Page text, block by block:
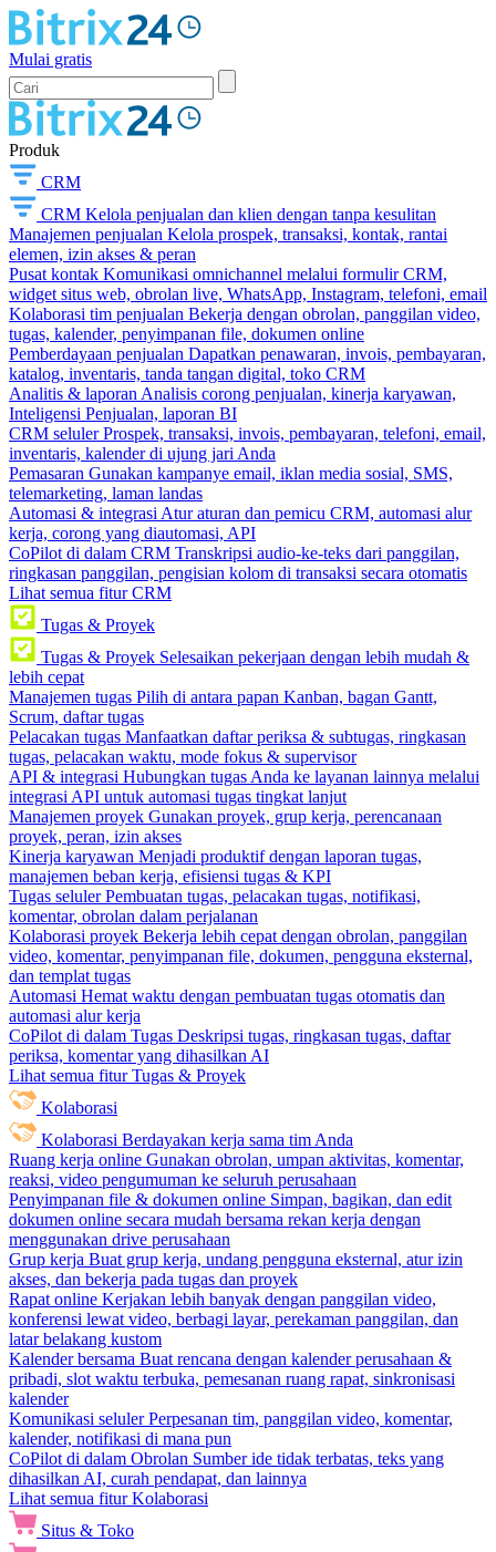
Mulai gratis
Produk
CRM
CRM Kelola penjualan dan klien dengan tanpa kesulitan
Manajemen penjualan Kelola prospek, transaksi, kontak, rantai
elemen, izin akses & peran
Pusat kontak Komunikasi omnichannel melalui formulir CRM,
widget situs web, obrolan live, WhatsApp, Instagram, telefoni, email
Kolaborasi tim penjualan Bekerja dengan obrolan, panggilan video,
tugas, kalender, penyimpanan file, dokumen online
Pemberdayaan penjualan Dapatkan penawaran, invois, pembayaran,
katalog, inventaris, tanda tangan digital, toko CRM
Analitis & laporan Analisis corong penjualan, kinerja karyawan,
Inteligensi Penjualan, laporan BI
CRM seluler Prospek, transaksi, invois, pembayaran, telefoni, email,
inventaris, kalender di ujung jari Anda
Pemasaran Gunakan kampanye email, iklan media sosial, SMS,
telemarketing, laman landas
Automasi & integrasi Atur aturan dan pemicu CRM, automasi alur
kerja, corong yang diautomasi, API
CoPilot di dalam CRM Transkripsi audio-ke-teks dari panggilan,
ringkasan panggilan, pengisian kolom di transaksi secara otomatis
Lihat semua fitur CRM
Tugas & Proyek
Tugas & Proyek Selesaikan pekerjaan dengan lebih mudah &
lebih cepat
Manajemen tugas Pilih di antara papan Kanban, bagan Gantt,
Scrum, daftar tugas
Pelacakan tugas Manfaatkan daftar periksa & subtugas, ringkasan
tugas, pelacakan waktu, mode fokus & supervisor
API & integrasi Hubungkan tugas Anda ke layanan lainnya melalui
integrasi API untuk automasi tugas tingkat lanjut
Manajemen proyek Gunakan proyek, grup kerja, perencanaan
proyek, peran, izin akses
Kinerja karyawan Menjadi produktif dengan laporan tugas,
manajemen beban kerja, efisiensi tugas & KPI
Tugas seluler Pembuatan tugas, pelacakan tugas, notifikasi,
komentar, obrolan dalam perjalanan
Kolaborasi proyek Bekerja lebih cepat dengan obrolan, panggilan
video, komentar, penyimpanan file, dokumen, pengguna eksternal,
dan templat tugas
Automasi Hemat waktu dengan pembuatan tugas otomatis dan
automasi alur kerja
CoPilot di dalam Tugas Deskripsi tugas, ringkasan tugas, daftar
periksa, komentar yang dihasilkan AI
Lihat semua fitur Tugas & Proyek
Kolaborasi
Kolaborasi Berdayakan kerja sama tim Anda
Ruang kerja online Gunakan obrolan, umpan aktivitas, komentar,
reaksi, video pengumuman ke seluruh perusahaan
Penyimpanan file & dokumen online Simpan, bagikan, dan edit
dokumen online secara mudah bersama rekan kerja dengan
menggunakan drive perusahaan
Grup kerja Buat grup kerja, undang pengguna eksternal, atur izin
akses, dan bekerja pada tugas dan proyek
Rapat online Kerjakan lebih banyak dengan panggilan video,
konferensi lewat video, berbagi layar, perekaman panggilan, dan
latar belakang kustom
Kalender bersama Buat rencana dengan kalender perusahaan &
pribadi, slot waktu terbuka, pemesanan ruang rapat, sinkronisasi
kalender
Komunikasi seluler Perpesanan tim, panggilan video, komentar,
kalender, notifikasi di mana pun
CoPilot di dalam Obrolan Sumber ide tidak terbatas, teks yang
dihasilkan AI, curah pendapat, dan lainnya
Lihat semua fitur Kolaborasi
Situs & Toko